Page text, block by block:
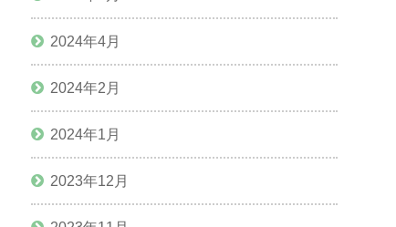
2024年4月
2024年2月
2024年1月
2023年12月